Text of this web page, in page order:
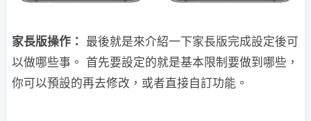
家長版操作： 最後就是來介紹一下家長版完成設定後可
以做哪些事。 首先要設定的就是基本限制要做到哪些，
你可以預設的再去修改，或者直接自訂功能。